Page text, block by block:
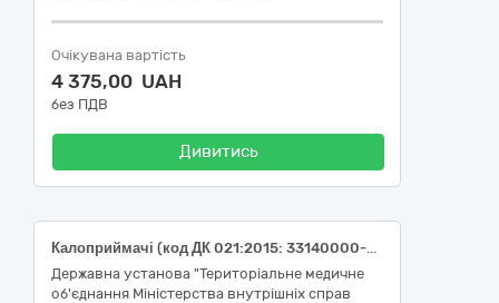
Очікувана вартість
4 375,00 UAH
без ПДВ
Дивитись
Калоприймачі (код ДК 021:2015: 33140000-3 Медичні матеріали, НК 024:2023: 31075 Калоприймач для кишкової стоми відкритого типу однокомпонентний, НК 031:2024: A1001010101 Однокомпонентні калоприймачі після колостомії для невтягнутої стоми, пласкі, без тканинного покриття)
Державна установа "Територіальне медичне
об'єднання Міністерства внутрішніх справ